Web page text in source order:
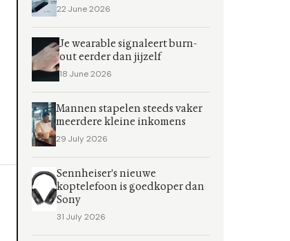
22 June 2026
Je wearable signaleert burn-
out eerder dan jijzelf
18 June 2026
Mannen stapelen steeds vaker
meerdere kleine inkomens
29 July 2026
Sennheiser's nieuwe
koptelefoon is goedkoper dan
Sony
31 July 2026